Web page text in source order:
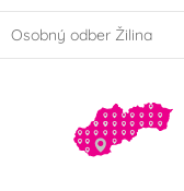
Osobný odber Žilina